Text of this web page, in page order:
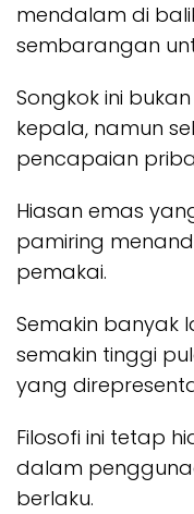
mendalam di
sembarangan
Songkok ini
kepala, namun
pencapaian
Hiasan emas
pamiring
pemakai.
Semakin banyak
semakin tinggi
yang
Filosofi ini tetap
dalam
berlaku.